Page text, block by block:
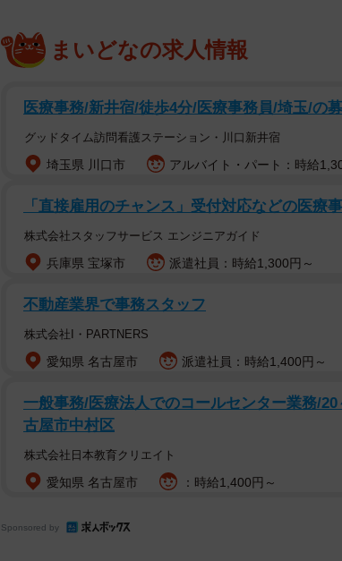
ッター士」を取得。 会社員から動物病院勤務に転
験を積んだ。 その後、現場で感じた「安心して任せ
まいどなの求人情報
医療事務/新井宿/徒歩4分/医療事務員/埼玉/の
グッドタイム訪問看護ステーション・川口新井宿
埼玉県 川口市 アルバイト・パート：時給
「直接雇用のチャンス」受付対応などの医療
株式会社スタッフサービス エンジニアガイド
兵庫県 宝塚市 派遣社員：時給1,300円～
不動産業界で事務スタッフ
株式会社I・PARTNERS
愛知県 名古屋市 派遣社員：時給1,400円～
一般事務/医療法人でのコールセンター業務/
古屋市中村区
株式会社日本教育クリエイト
愛知県 名古屋市 ：時給1,400円～
Sponsored by